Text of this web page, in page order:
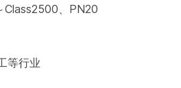
Class2500、PN20
等行业